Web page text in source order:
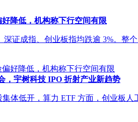
降低，机构称下行空间有限
证成指、创业板指均跌逾 3%。整
，宇树科技 IPO 折射产业新趋势
体低开，算力 ETF 方面，创业板人